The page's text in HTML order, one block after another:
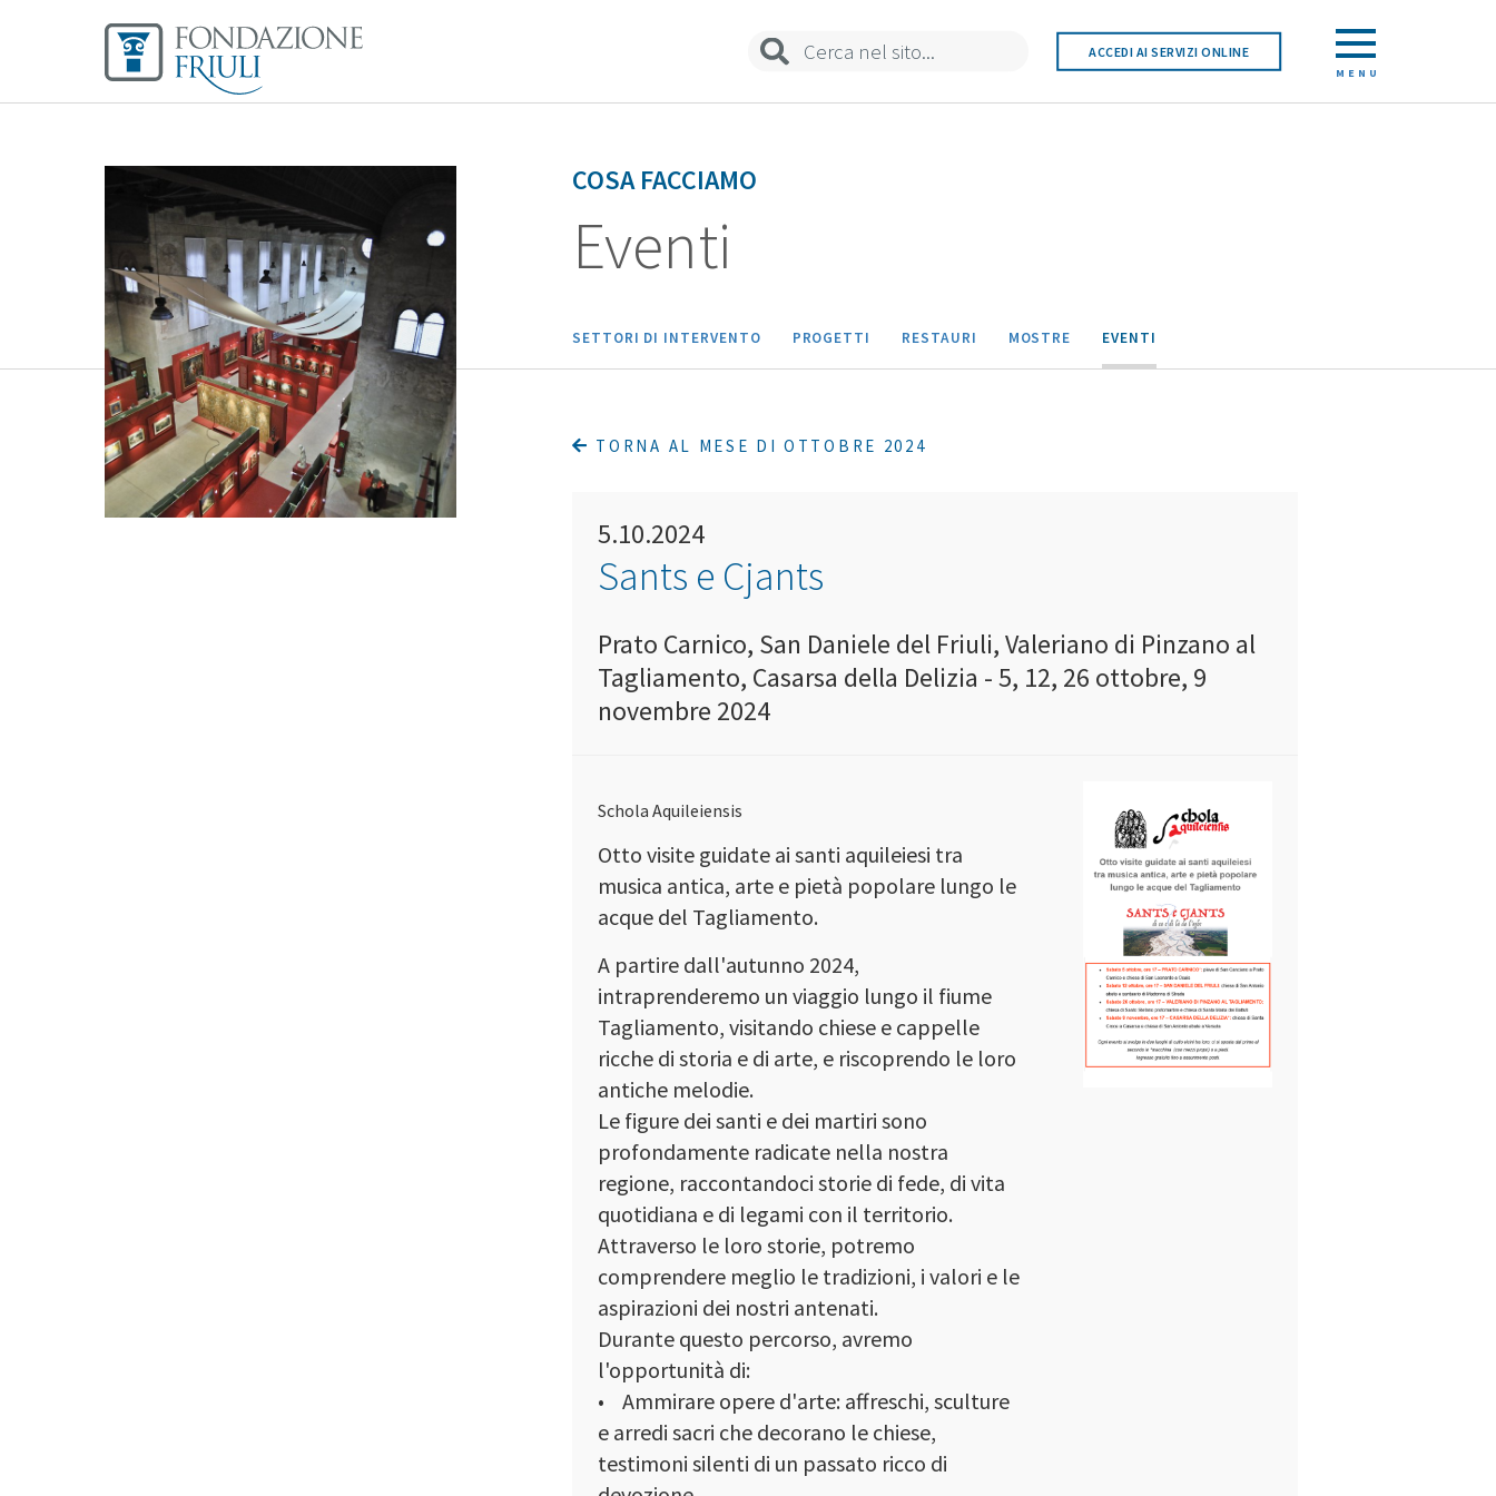
ACCEDI AI SERVIZI ONLINE
MENU
COSA FACCIAMO
Eventi
SETTORI DI INTERVENTO PROGETTI RESTAURI MOSTRE EVENTI
TORNA AL MESE DI OTTOBRE 2024
5.10.2024
Sants e Cjants
Prato Carnico, San Daniele del Friuli, Valeriano di Pinzano al
Tagliamento, Casarsa della Delizia - 5, 12, 26 ottobre, 9
novembre 2024
Schola Aquileiensis
Otto visite guidate ai santi aquileiesi tra
musica antica, arte e pietà popolare lungo le
acque del Tagliamento.
A partire dall'autunno 2024,
intraprenderemo un viaggio lungo il fiume
Tagliamento, visitando chiese e cappelle
ricche di storia e di arte, e riscoprendo le loro
antiche melodie.
Le figure dei santi e dei martiri sono
profondamente radicate nella nostra
regione, raccontandoci storie di fede, di vita
quotidiana e di legami con il territorio.
Attraverso le loro storie, potremo
comprendere meglio le tradizioni, i valori e le
aspirazioni dei nostri antenati.
Durante questo percorso, avremo
l'opportunità di:
• Ammirare opere d'arte: affreschi, sculture
e arredi sacri che decorano le chiese,
testimoni silenti di un passato ricco di